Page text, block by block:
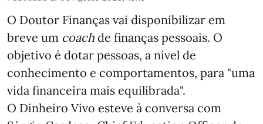
O Doutor Finanças vai disponibilizar em
breve um coach de finanças pessoais. O
objetivo é dotar pessoas, a nível de
conhecimento e comportamentos, para "uma
vida financeira mais equilibrada".
O Dinheiro Vivo esteve à conversa com